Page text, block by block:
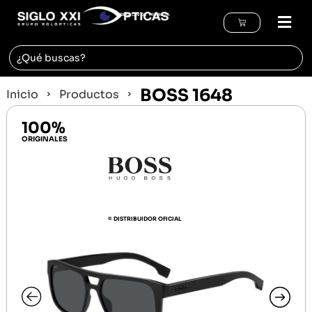
REGIÓN DE MURCIA
Inicio Productos BOSS 1648
100%
ORIGINALES
© DISTRIBUIDOR OFICIAL